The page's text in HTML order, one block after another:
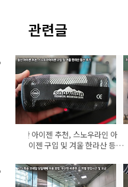
관련글
등산 아이젠 추천, 스노우라인 아
이젠 구입 및 겨울 한라산 등산